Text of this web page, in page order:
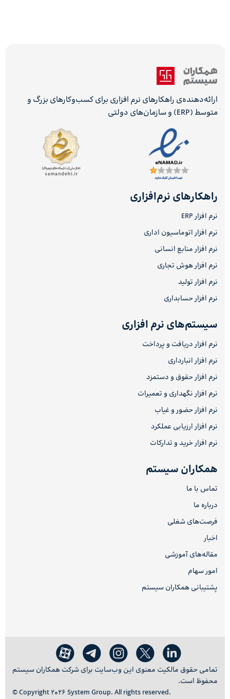
ارائه‌دهنده‌ی راهکارهای نرم افزاری برای کسب‌وکارهای بزرگ و
متوسط (ERP) و سازمان‌های دولتی
راهکارهای نرم‌افزاری
نرم افزار ERP
نرم افزار اتوماسیون اداری
نرم افزار منابع انسانی
نرم افزار هوش تجاری
نرم افزار تولید
نرم افزار حسابداری
سیستم‌های نرم افزاری
نرم افزار دریافت و پرداخت
نرم افزار انبارداری
نرم افزار حقوق و دستمزد
نرم افزار نگهداری و تعمیرات
نرم افزار حضور و غیاب
نرم افزار ارزیابی عملکرد
نرم افزار خرید و تدارکات
همکاران سیستم
تماس با ما
درباره ما
فرصت‌های شغلی
اخبار
مقاله‌های آموزشی
امور سهام
پشتیبانی همکاران سیستم
تمامی حقوق مالکیت معنوی این وب‌سایت برای شرکت همکاران سیستم
محفوظ است.
© Copyright 2026 System Group. All rights reserved.